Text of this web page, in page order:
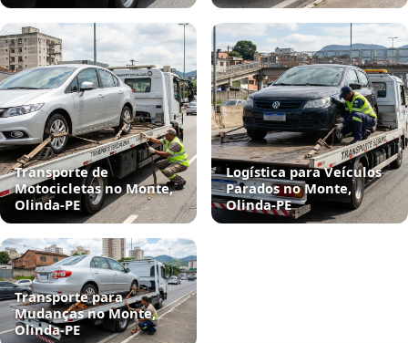
Transporte de
Motocicletas no Monte,
Olinda‑PE
Logística para Veículos
Parados no Monte,
Olinda‑PE
Transporte para
Mudanças no Monte,
Olinda‑PE